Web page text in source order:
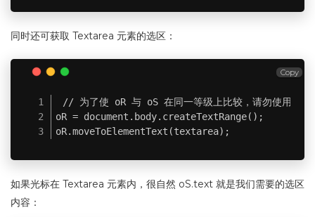
同时还可获取 Textarea 元素的选区：
// 为了使 oR 与 oS 在同一等级上比较，请勿使用
oR = document.body.createTextRange();
oR.moveToElementText(textarea);
Copy
如果光标在 Textarea 元素内，很自然 oS.text 就是我们需要的选区
内容：